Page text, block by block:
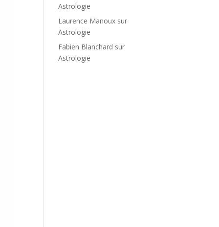
Astrologie
Laurence Manoux sur
Astrologie
Fabien Blanchard sur
Astrologie